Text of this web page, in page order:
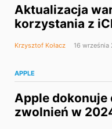
Aktualizacja
korzystania z
Krzysztof Kołacz 16 września
APPLE
Apple
zwolnień w